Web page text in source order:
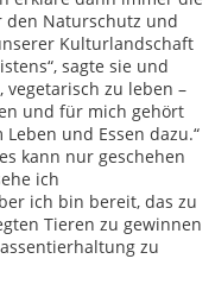
den Naturschutz und
Kulturlandschaft
sagte sie und
vegetarisch zu leben –
und für mich gehört
und Essen dazu.“
kann nur geschehen
ich
ich bin bereit, das zu
Tieren zu gewinnen
zu